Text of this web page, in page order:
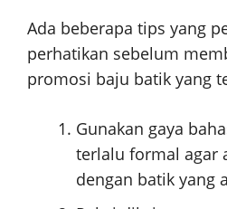
Ada beberapa tips yang
perhatikan sebelum
promosi baju batik yang
Gunakan gaya
terlalu formal agar
dengan batik yang